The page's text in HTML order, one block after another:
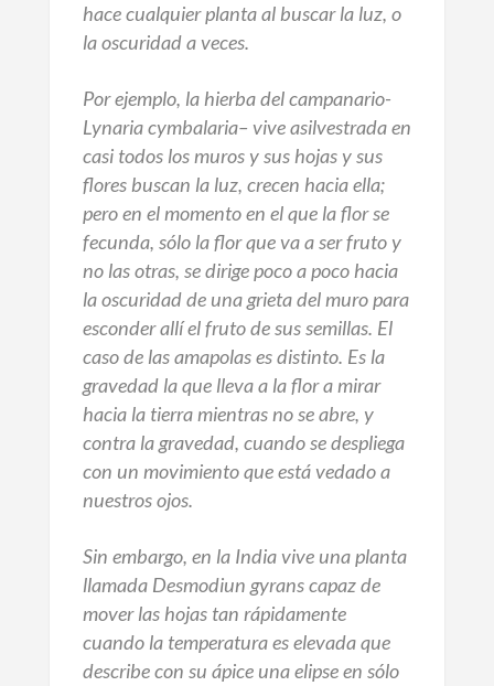
hace cualquier planta al buscar la luz, o
la oscuridad a veces.
Por ejemplo, la hierba del campanario-
Lynaria cymbalaria– vive asilvestrada en
casi todos los muros y sus hojas y sus
flores buscan la luz, crecen hacia ella;
pero en el momento en el que la flor se
fecunda, sólo la flor que va a ser fruto y
no las otras, se dirige poco a poco hacia
la oscuridad de una grieta del muro para
esconder allí el fruto de sus semillas. El
caso de las amapolas es distinto. Es la
gravedad la que lleva a la flor a mirar
hacia la tierra mientras no se abre, y
contra la gravedad, cuando se despliega
con un movimiento que está vedado a
nuestros ojos.
Sin embargo, en la India vive una planta
llamada Desmodiun gyranscapaz de
mover las hojas tan rápidamente
cuando la temperatura es elevada que
describe con su ápice una elipse en sólo